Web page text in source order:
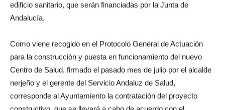
edificio sanitario, que serán financiadas por la Junta de
Andalucía.
Como viene recogido en el Protocolo General de Actuación
para la construcción y puesta en funcionamiento del nuevo
Centro de Salud, firmado el pasado mes de julio por el alcalde
nerjeño y el gerente del Servicio Andaluz de Salud,
corresponde al Ayuntamiento la contratación del proyecto